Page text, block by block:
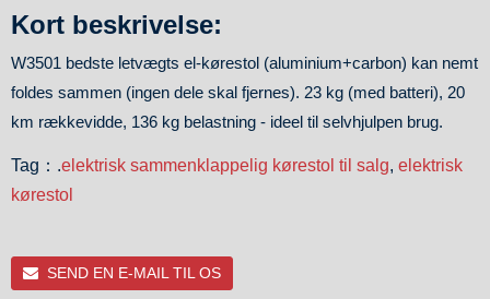
Kort beskrivelse:
W3501 bedste letvægts el-kørestol (aluminium+carbon) kan nemt
foldes sammen (ingen dele skal fjernes). 23 kg (med batteri), 20
km rækkevidde, 136 kg belastning - ideel til selvhjulpen brug.
Tag：.elektrisk sammenklappelig kørestol til salg, elektrisk
kørestol
SEND EN E-MAIL TIL OS